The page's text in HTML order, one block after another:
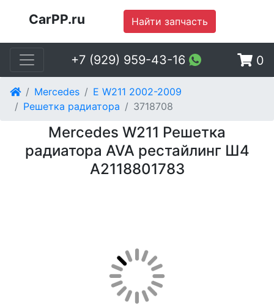
CarPP.ru Найти запчасть
+7 (929) 959-43-16 0
Mercedes
E W211 2002-2009
Решетка радиатора
3718708
Mercedes W211 Решетка
радиатора AVA рестайлинг Ш4
A2118801783